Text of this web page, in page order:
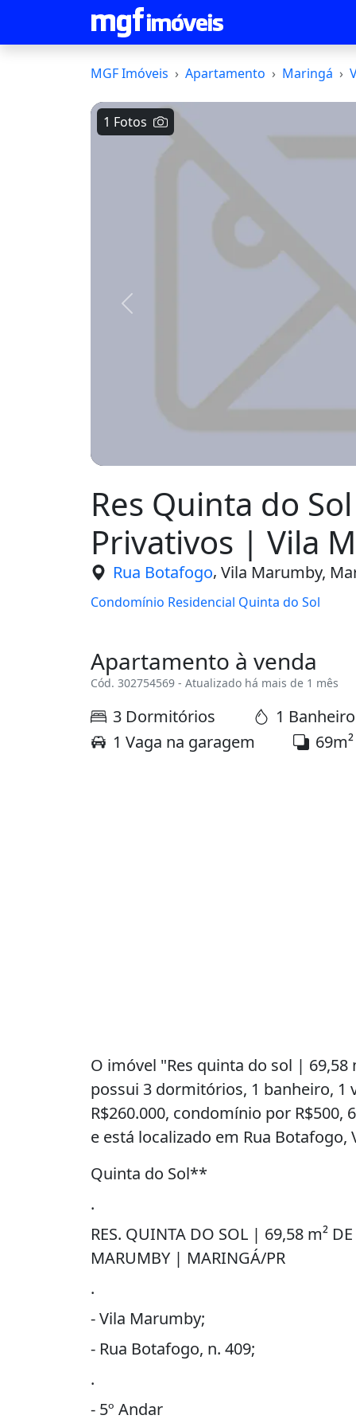
MGF Imóveis Apartamento Maringá
1 Fotos
Voltar
Res Quinta do
Privativos | Vila
Rua Botafogo, Vila Marumby,
Condomínio Residencial Quinta do Sol
Apartamento à venda
Cód. 302754569 - Atualizado há mais de 1 mês
3 Dormitórios
1 Banheiro
1 Vaga na garagem
O imóvel "Res quinta do sol |
possui 3 dormitórios, 1 banheiro, 1
R$260.000, condomínio por R$500,
e está localizado em Rua
Quinta do Sol**
.
RES. QUINTA DO SOL | 69,58 m²
MARUMBY | MARINGÁ/PR
.
- Vila Marumby;
- Rua Botafogo, n. 409;
.
- 5º Andar